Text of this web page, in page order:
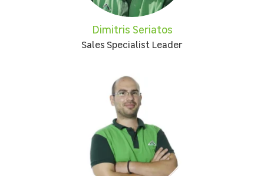
Dimitris Seriatos
Sales Specialist Leader